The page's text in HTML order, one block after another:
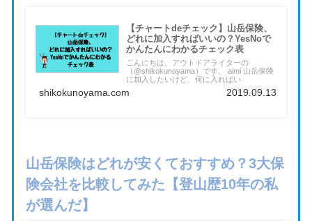
【チャートdeチェック】山岳保険、
どれに加入すればいいの？YesNoで
かんたんにわかるチェック表
こんにちは、アウトドアライターの
（@shikokunoyama）です。 aimi 山岳保険
に加入したいけど、何に入ればい
shikokunoyama.com 2019.09.13
山岳保険はどれが安くておすすめ？3大保
険会社を比較してみた【登山歴10年の私
が選んだ】